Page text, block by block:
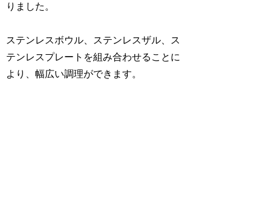
りました。
ステンレスボウル、ステンレスザル、ス
テンレスプレートを組み合わせることに
より、幅広い調理ができます。